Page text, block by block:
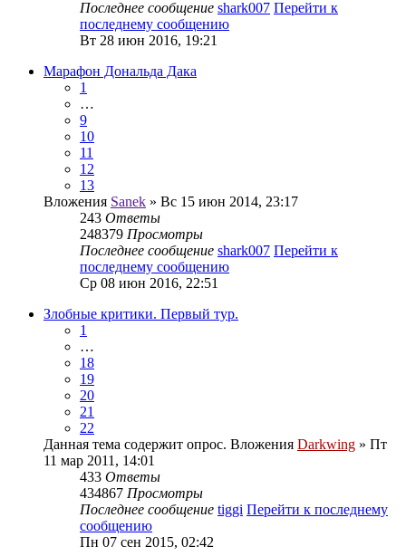
Последнее сообщение shark007 Перейти к
последнему сообщению
Вт 28 июн 2016, 19:21
Марафон Дональда Дака
1
…
9
10
11
12
13
Вложения Sanek » Вс 15 июн 2014, 23:17
243 Ответы
248379 Просмотры
Последнее сообщение shark007 Перейти к
последнему сообщению
Ср 08 июн 2016, 22:51
Злобные критики. Первый тур.
1
…
18
19
20
21
22
Данная тема содержит опрос. Вложения Darkwing » Пт
11 мар 2011, 14:01
433 Ответы
434867 Просмотры
Последнее сообщение tiggi Перейти к последнему
сообщению
Пн 07 сен 2015, 02:42